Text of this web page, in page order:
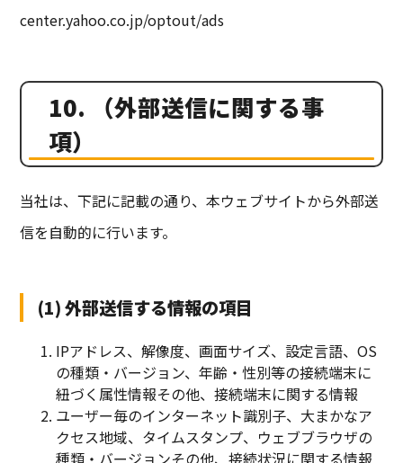
center.yahoo.co.jp/optout/ads
10. （外部送信に関する事
項）
当社は、下記に記載の通り、本ウェブサイトから外部送
信を自動的に行います。
(1) 外部送信する情報の項目
IPアドレス、解像度、画面サイズ、設定言語、OS
の種類・バージョン、年齢・性別等の接続端末に
紐づく属性情報その他、接続端末に関する情報
ユーザー毎のインターネット識別子、大まかなア
クセス地域、タイムスタンプ、ウェブブラウザの
種類・バージョンその他、接続状況に関する情報